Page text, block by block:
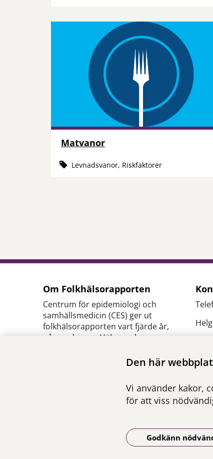
Den här
Vi använder kakor,
för att viss
Godkänn
Matvanor
Levnadsvanor, Riskfaktorer
Om Folkhälsorapporten
Centrum för epidemiologi och
samhällsmedicin (CES) ger ut
folkhälsorapporten vart fjärde år,
på uppdrag av Hälso- och
se